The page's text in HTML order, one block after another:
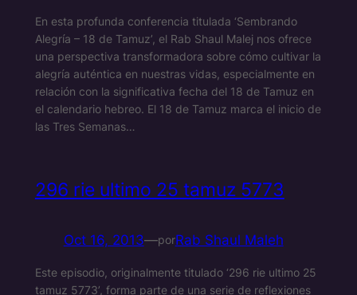
En esta profunda conferencia titulada ‘Sembrando
Alegría – 18 de Tamuz’, el Rab Shaul Malej nos ofrece
una perspectiva transformadora sobre cómo cultivar la
alegría auténtica en nuestras vidas, especialmente en
relación con la significativa fecha del 18 de Tamuz en
el calendario hebreo. El 18 de Tamuz marca el inicio de
las Tres Semanas…
296 rie ultimo 25 tamuz 5773
Oct 16, 2013—porRab Shaul Maleh
Este episodio, originalmente titulado ‘296 rie ultimo 25
tamuz 5773’, forma parte de una serie de reflexiones